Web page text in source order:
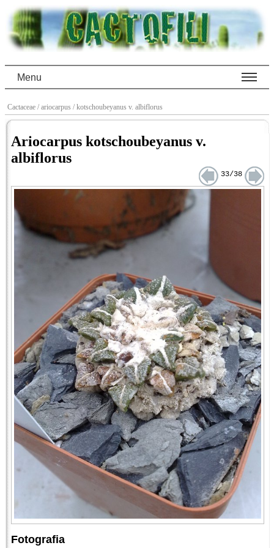
Menu
Cactaceae / ariocarpus / kotschoubeyanus v. albiflorus
Ariocarpus kotschoubeyanus v.
albiflorus
33/38
Fotografia